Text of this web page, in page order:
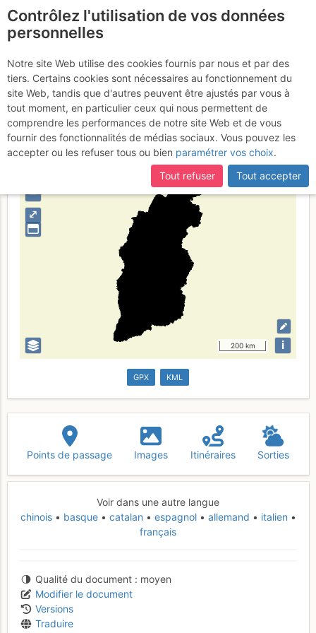
Shanxi
Type de région limite administrative
⤢
–
200 km i
GPX KML
Points de passage Images Itinéraires Sorties
Voir dans une autre langue
chinois
basque catalan espagnol allemand
italien
français
Qualité du document
moyen
Modifier le document
Versions
Traduire
Contrôlez l'utilisation de vos données
personnelles
Notre site Web utilise des cookies fournis par nous et par des
tiers. Certains cookies sont nécessaires au fonctionnement du
site Web, tandis que d'autres peuvent être ajustés par vous à
tout moment, en particulier ceux qui nous permettent de
comprendre les performances de notre site Web et de vous
fournir des fonctionnalités de médias sociaux. Vous pouvez les
accepter ou les refuser tous ou bien paramétrer vos choix.
Tout refuser
Tout accepter